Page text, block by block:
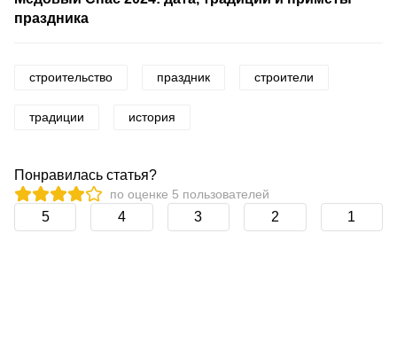
праздника
строительство праздник строители
традиции история
Понравилась статья?
по оценке 5 пользователей
5 4 3 2 1